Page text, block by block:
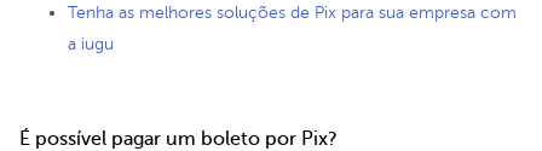
Tenha as melhores soluções de Pix para sua empresa com
a iugu
É possível pagar um boleto por Pix?